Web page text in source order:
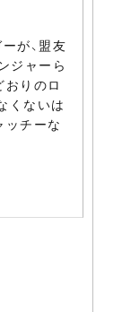
が、盟友
ジャーら
りのロ
くないは
ッチーな